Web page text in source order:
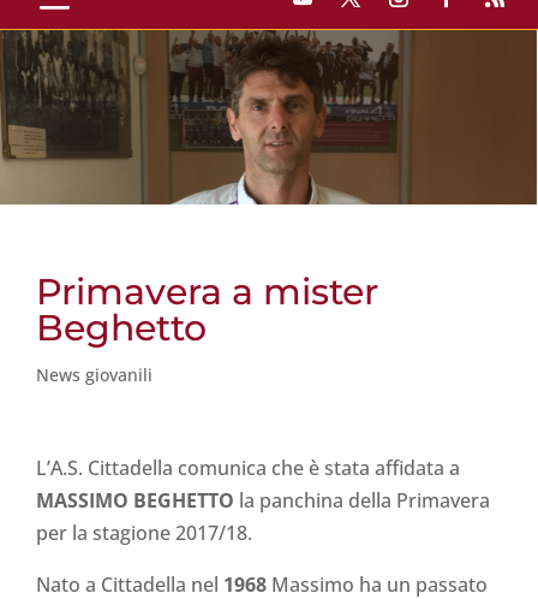
Primavera a mister
Beghetto
News giovanili
L’A.S. Cittadella comunica che è stata affidata a
MASSIMO BEGHETTO la panchina della Primavera
per la stagione 2017/18.
Nato a Cittadella nel 1968 Massimo ha un passato